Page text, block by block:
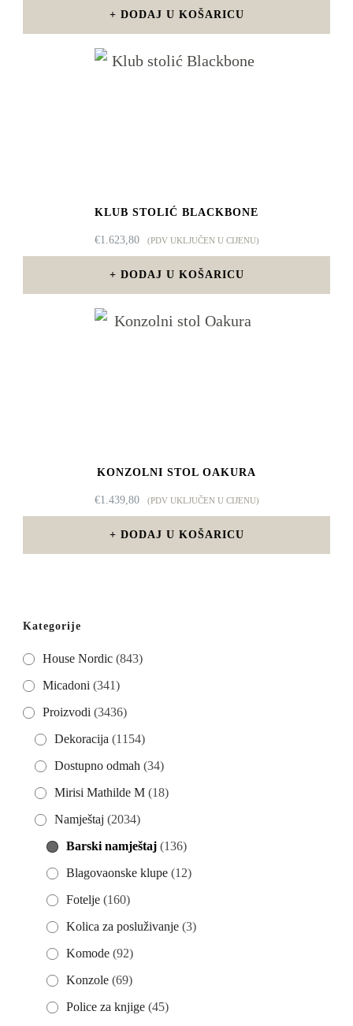
DODAJ U KOŠARICU
KLUB STOLIĆ BLACKBONE
€1.623,80 (PDV UKLJUČEN U CIJENU)
DODAJ U KOŠARICU
KONZOLNI STOL OAKURA
€1.439,80 (PDV UKLJUČEN U CIJENU)
DODAJ U KOŠARICU
Kategorije
House Nordic (843)
Micadoni (341)
Proizvodi (3436)
Dekoracija (1154)
Dostupno odmah (34)
Mirisi Mathilde M (18)
Namještaj (2034)
Barski namještaj (136)
Blagovaonske klupe (12)
Fotelje (160)
Kolica za posluživanje (3)
Komode (92)
Konzole (69)
Police za knjige (45)